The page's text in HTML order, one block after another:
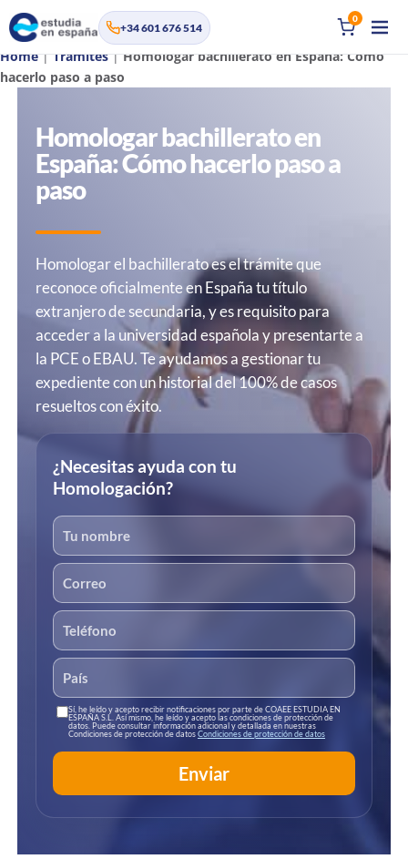
+34 601 676 514
0
Home|Trámites|Homologar bachillerato en España: Cómo
hacerlo paso a paso
Homologar bachillerato en
España: Cómo hacerlo paso a
paso
Homologar el bachillerato es el trámite que
reconoce oficialmente en España tu título
extranjero de secundaria, y es requisito para
acceder a la universidad española y presentarte a
la PCE o EBAU. Te ayudamos a gestionar tu
expediente con un historial del 100% de casos
resueltos con éxito.
¿Necesitas ayuda con tu
Homologación?
Sí, he leído y acepto recibir notificaciones por parte de COAEE ESTUDIA EN
ESPAÑA S.L. Así mismo, he leído y acepto las condiciones de protección de
datos. Puede consultar información adicional y detallada en nuestras
Condiciones de protección de datosCondiciones de protección de datos